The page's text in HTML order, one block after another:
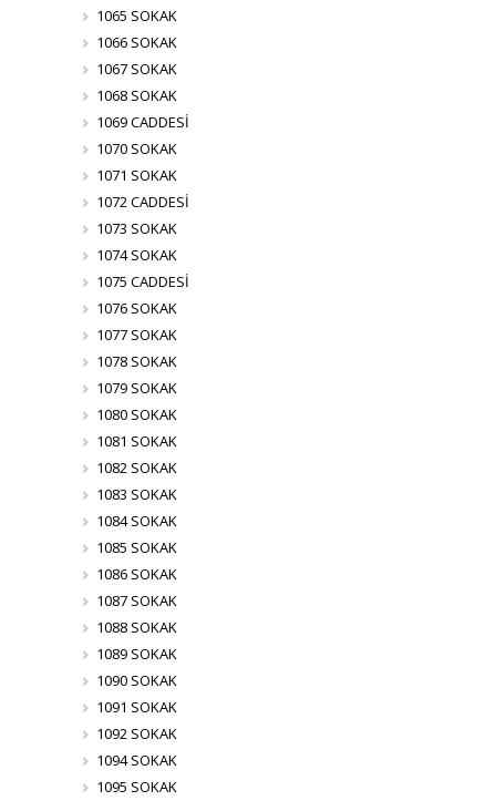
1065 SOKAK
1066 SOKAK
1067 SOKAK
1068 SOKAK
1069 CADDESİ
1070 SOKAK
1071 SOKAK
1072 CADDESİ
1073 SOKAK
1074 SOKAK
1075 CADDESİ
1076 SOKAK
1077 SOKAK
1078 SOKAK
1079 SOKAK
1080 SOKAK
1081 SOKAK
1082 SOKAK
1083 SOKAK
1084 SOKAK
1085 SOKAK
1086 SOKAK
1087 SOKAK
1088 SOKAK
1089 SOKAK
1090 SOKAK
1091 SOKAK
1092 SOKAK
1094 SOKAK
1095 SOKAK